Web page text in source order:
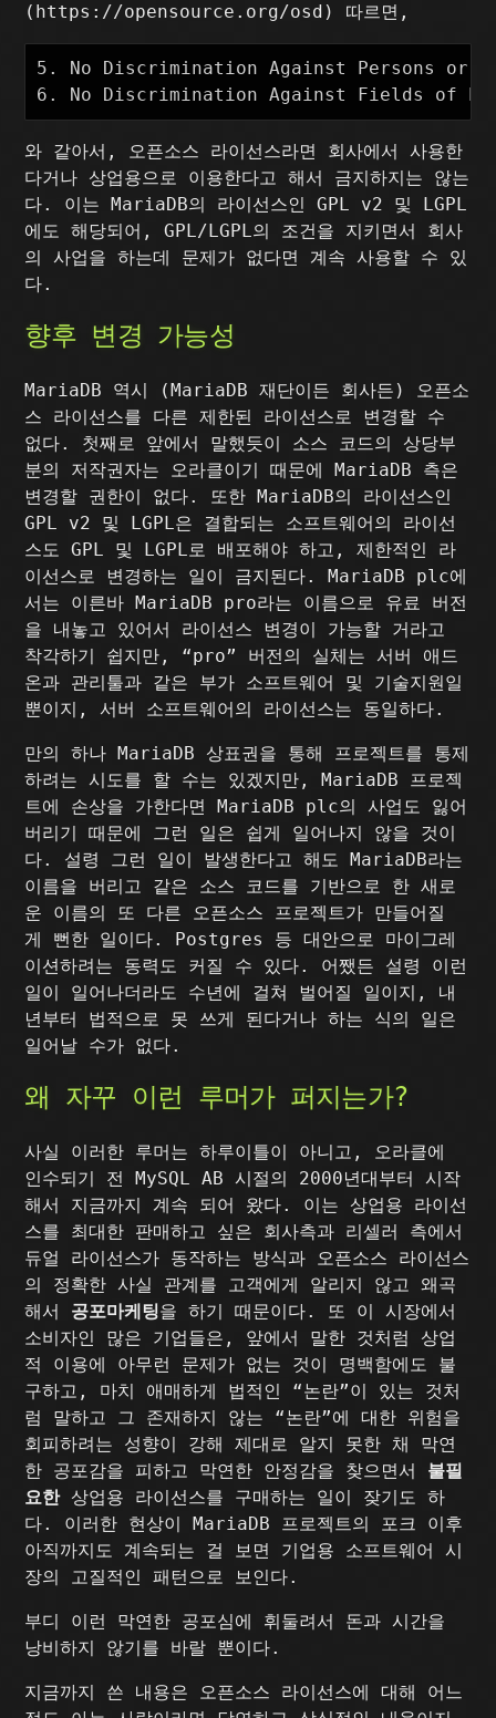
(https://opensource.org/osd) 따르면,
5. No Discrimination Against Persons or
와 같아서, 오픈소스 라이선스라면 회사에서 사용한
다거나 상업용으로 이용한다고 해서 금지하지는 않는
다. 이는 MariaDB의 라이선스인 GPL v2 및 LGPL
에도 해당되어, GPL/LGPL의 조건을 지키면서 회사
의 사업을 하는데 문제가 없다면 계속 사용할 수 있
다.
향후 변경 가능성
MariaDB 역시 (MariaDB 재단이든 회사든) 오픈소
스 라이선스를 다른 제한된 라이선스로 변경할 수
없다. 첫째로 앞에서 말했듯이 소스 코드의 상당부
분의 저작권자는 오라클이기 때문에 MariaDB 측은
변경할 권한이 없다. 또한 MariaDB의 라이선스인
GPL v2 및 LGPL은 결합되는 소프트웨어의 라이선
스도 GPL 및 LGPL로 배포해야 하고, 제한적인 라
이선스로 변경하는 일이 금지된다. MariaDB plc에
서는 이른바 MariaDB pro라는 이름으로 유료 버전
을 내놓고 있어서 라이선스 변경이 가능할 거라고
착각하기 쉽지만, “pro” 버전의 실체는 서버 애드
온과 관리툴과 같은 부가 소프트웨어 및 기술지원일
뿐이지, 서버 소프트웨어의 라이선스는 동일하다.
만의 하나 MariaDB 상표권을 통해 프로젝트를 통제
하려는 시도를 할 수는 있겠지만, MariaDB 프로젝
트에 손상을 가한다면 MariaDB plc의 사업도 잃어
버리기 때문에 그런 일은 쉽게 일어나지 않을 것이
다. 설령 그런 일이 발생한다고 해도 MariaDB라는
이름을 버리고 같은 소스 코드를 기반으로 한 새로
운 이름의 또 다른 오픈소스 프로젝트가 만들어질
게 뻔한 일이다. Postgres 등 대안으로 마이그레
이션하려는 동력도 커질 수 있다. 어쨌든 설령 이런
일이 일어나더라도 수년에 걸쳐 벌어질 일이지, 내
년부터 법적으로 못 쓰게 된다거나 하는 식의 일은
일어날 수가 없다.
왜 자꾸 이런 루머가 퍼지는가?
사실 이러한 루머는 하루이틀이 아니고, 오라클에
인수되기 전 MySQL AB 시절의 2000년대부터 시작
해서 지금까지 계속 되어 왔다. 이는 상업용 라이선
스를 최대한 판매하고 싶은 회사측과 리셀러 측에서
듀얼 라이선스가 동작하는 방식과 오픈소스 라이선스
의 정확한 사실 관계를 고객에게 알리지 않고 왜곡
해서 공포마케팅을 하기 때문이다. 또 이 시장에서
소비자인 많은 기업들은, 앞에서 말한 것처럼 상업
적 이용에 아무런 문제가 없는 것이 명백함에도 불
구하고, 마치 애매하게 법적인 “논란”이 있는 것처
럼 말하고 그 존재하지 않는 “논란”에 대한 위험을
회피하려는 성향이 강해 제대로 알지 못한 채 막연
한 공포감을 피하고 막연한 안정감을 찾으면서 불필
요한상업용 라이선스를 구매하는 일이 잦기도 하
다. 이러한 현상이 MariaDB 프로젝트의 포크 이후
아직까지도 계속되는 걸 보면 기업용 소프트웨어 시
장의 고질적인 패턴으로 보인다.
부디 이런 막연한 공포심에 휘둘려서 돈과 시간을
낭비하지 않기를 바랄 뿐이다.
지금까지 쓴 내용은 오픈소스 라이선스에 대해 어느